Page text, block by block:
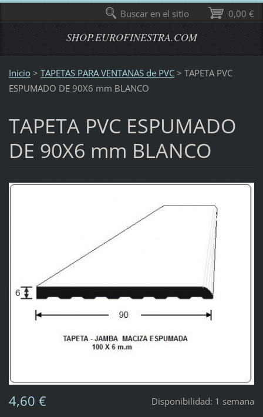
SHOP.EUROFINESTRA.COM
Inicio > TAPETAS PARA VENTANAS de PVC > TAPETA PVC
ESPUMADO DE 90X6 mm BLANCO
TAPETA PVC ESPUMADO
DE 90X6 mm BLANCO
Disponibilidad: 1 semana
4,60 €
0,00 €
Buscar en el sitio